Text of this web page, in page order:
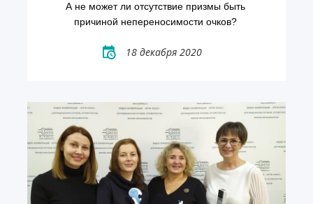
А не может ли отсутствие призмы быть
причиной непереносимости очков?
18 декабря 2020